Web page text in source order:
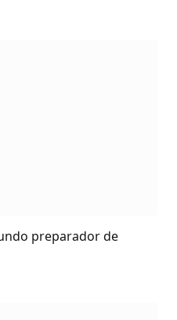
preparador de